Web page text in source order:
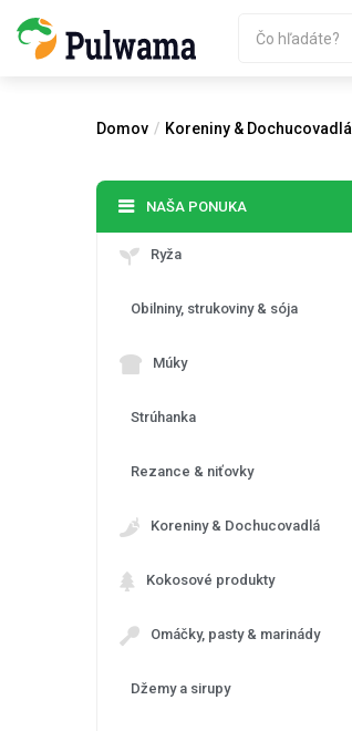
Domov Koreniny & Dochucovadlá
NAŠA PONUKA
Ryža
Obilniny, strukoviny & sója
Múky
Strúhanka
Rezance & niťovky
Koreniny & Dochucovadlá
Kokosové produkty
Omáčky, pasty & marinády
Džemy a sirupy